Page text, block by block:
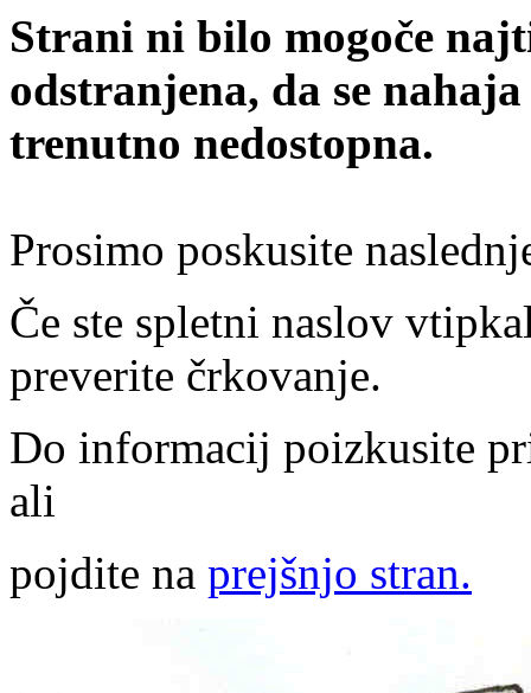
Strani ni bilo mogoče
odstranjena, da se
trenutno nedostopna.
Prosimo poskusite
Če ste spletni naslov
preverite črkovanje.
Do informacij poizkusite
ali
pojdite na prejšnjo stran.